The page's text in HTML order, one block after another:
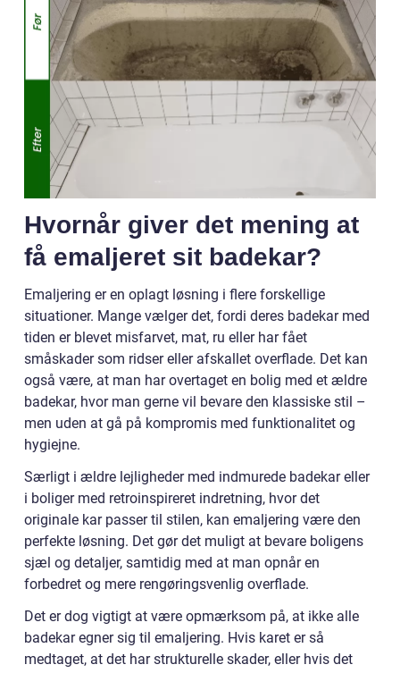
Hvornår giver det mening at
få emaljeret sit badekar?
Emaljering er en oplagt løsning i flere forskellige
situationer. Mange vælger det, fordi deres badekar med
tiden er blevet misfarvet, mat, ru eller har fået
småskader som ridser eller afskallet overflade. Det kan
også være, at man har overtaget en bolig med et ældre
badekar, hvor man gerne vil bevare den klassiske stil –
men uden at gå på kompromis med funktionalitet og
hygiejne.
Særligt i ældre lejligheder med indmurede badekar eller
i boliger med retroinspireret indretning, hvor det
originale kar passer til stilen, kan emaljering være den
perfekte løsning. Det gør det muligt at bevare boligens
sjæl og detaljer, samtidig med at man opnår en
forbedret og mere rengøringsvenlig overflade.
Det er dog vigtigt at være opmærksom på, at ikke alle
badekar egner sig til emaljering. Hvis karet er så
medtaget, at det har strukturelle skader, eller hvis det